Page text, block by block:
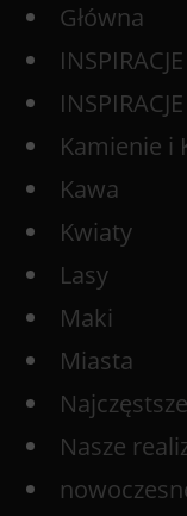
Główna
INSPIRACJE
Kamienie i
Kawa
Kwiaty
Lasy
Maki
Miasta
Nasze